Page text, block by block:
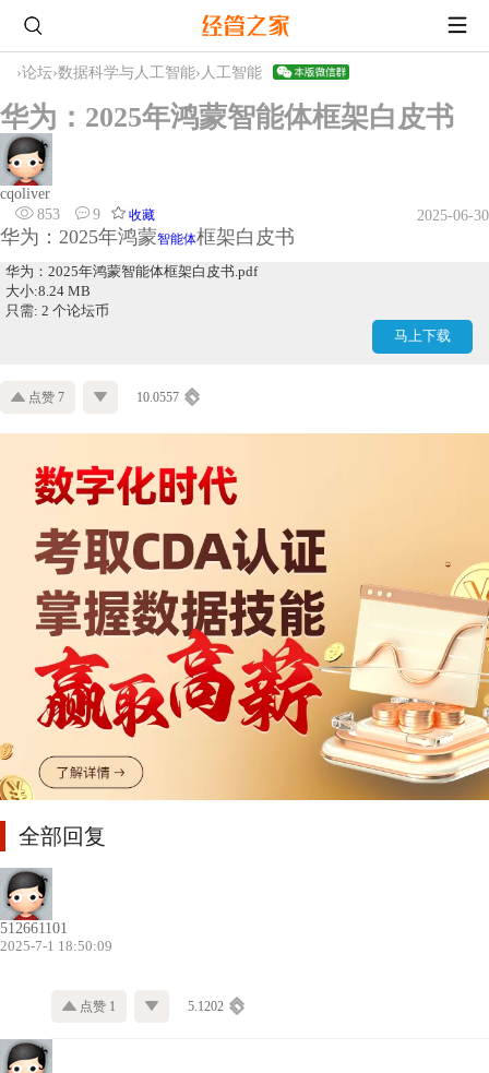
›论坛›数据科学与人工智能› 人工智能
华为：2025年鸿蒙智能体框架白皮书
cqoliver
853
9 收藏 2025-06-30
华为：2025年鸿蒙智能体框架白皮书
华为：2025年鸿蒙智能体框架白皮书.pdf
大小:8.24 MB
只需: 2 个论坛币
马上下载
点赞 7 10.0557
全部回复
512661101
2025-7-1 18:50:09
点赞 1 5.1202